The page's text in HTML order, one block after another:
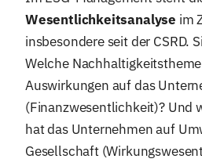
Wesentlichkeitsanalyse im
insbesondere seit der CSRD.
Welche
Auswirkungen auf das
(Finanzwesentlichkeit)? Und
hat das Unternehmen auf
Gesellschaft